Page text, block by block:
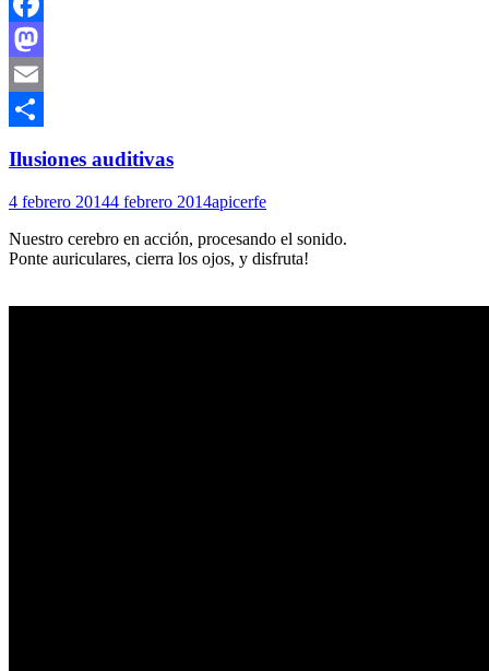
Facebook
Mastodon
Email
Ilusiones auditivas
4 febrero 20144 febrero 2014apicerfe
Nuestro cerebro en acción, procesando el sonido.
Ponte auriculares, cierra los ojos, y disfruta!